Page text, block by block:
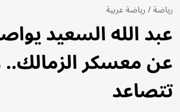
رياضة/رياضة عربية
عبد الله السعيد
عن معسكر الزمالك..
تتصاعد